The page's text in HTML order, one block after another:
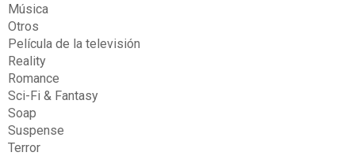
Música
Otros
Película de la televisión
Reality
Romance
Sci-Fi & Fantasy
Soap
Suspense
Terror